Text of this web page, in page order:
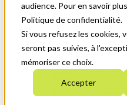
audience. Pour en savoir
Politique de confidentialité.
Si vous refusez les cookies,
seront pas suivies, à
mémoriser ce choix.
Accepter
Qui nous sommes
Plan stratégique
Nos investissements
Nos activités
Équité, diversité et